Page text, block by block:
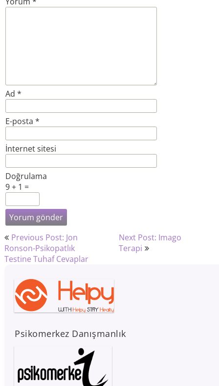
Ad *
E-posta *
İnternet sitesi
Doğrulama
9 + 1 =
Yazı
gezinmesi
Previous Post: Jon
Ronson-Psikopatlık
Testine Tuhaf Cevaplar
Next Post: Imago
Terapi
Psikomerkez Danışmanlık